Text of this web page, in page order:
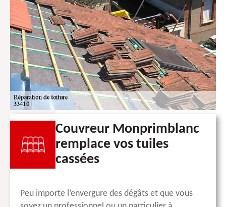
Couvreur Monprimblanc
remplace vos tuiles
cassées
Peu importe l’envergure des dégâts et que vous